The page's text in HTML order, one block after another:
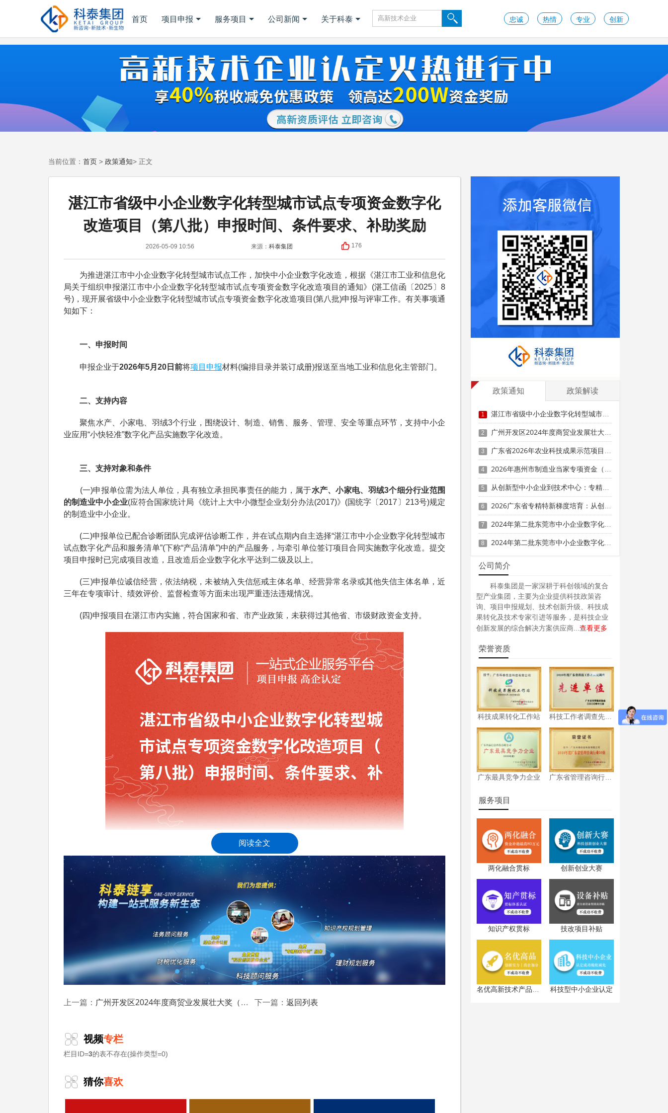
首页 项目申报 服务项目 公司新闻 关于科泰 忠诚 热情 专业 创新
当前位置： 首页 > 政策通知> 正文
湛江市省级中小企业数字化转型城市试点专项资金数字化
改造项目（第八批）申报时间、条件要求、补助奖励
2026-05-09 10:56 来源： 科泰集团 176
为推进湛江市中小企业数字化转型城市试点工作，加快中小企业数字化改造，根据《湛江市工业和信息化
局关于组织申报湛江市中小企业数字化转型城市试点专项资金数字化改造项目的通知》(湛工信函〔2025〕8
号)，现开展省级中小企业数字化转型城市试点专项资金数字化改造项目(第八批)申报与评审工作。有关事项通
知如下：
一、申报时间
申报企业于2026年5月20日前将项目申报材料(编排目录并装订成册)报送至当地工业和信息化主管部门。
二、支持内容
聚焦水产、小家电、羽绒3个行业，围绕设计、制造、销售、服务、管理、安全等重点环节，支持中小企
业应用“小快轻准”数字化产品实施数字化改造。
三、支持对象和条件
(一)申报单位需为法人单位，具有独立承担民事责任的能力，属于水产、小家电、羽绒3个细分行业范围
的制造业中小企业(应符合国家统计局《统计上大中小微型企业划分办法(2017)》(国统字〔2017〕213号)规定
的制造业中小企业。
(二)申报单位已配合诊断团队完成评估诊断工作，并在试点期内自主选择“湛江市中小企业数字化转型城市
试点数字化产品和服务清单”(下称“产品清单”)中的产品服务，与牵引单位签订项目合同实施数字化改造。提交
项目申报时已完成项目改造，且改造后企业数字化水平达到二级及以上。
(三)申报单位诚信经营，依法纳税，未被纳入失信惩戒主体名单、经营异常名录或其他失信主体名单，近
三年在专项审计、绩效评价、监督检查等方面未出现严重违法违规情况。
(四)申报项目在湛江市内实施，符合国家和省、市产业政策，未获得过其他省、市级财政资金支持。
(一)支持标准
1.对于符合申报条件的中小企业数字化改造项目予以奖补，采取事后奖补的方式，
按照核定的项目投入费
用(不含税)不高于50%比例、上限18万元的标准予以奖补。同一申报主体奖补金额最高不超过18万元。
2.从已支持的数字化改造项目中择优选取一批具备标杆示范作用且核定项目投入费用不低于36万元的项目
奖补额度按照项目投入费用(不含税)超过36万元的部分给予不高于50%比例、不超过20万
具体奖补额度根据资金预算控制指标和入库项目申请情况等因素进行统筹。
2.核定的项目投入费用包括与数字化改造相关的软件和云服务支出，网关、路由、传感器、工业控制系
统、防火墙等必要的数据采集传输、工业控制、信息安全设备支出，不含税;按照合同、不含税发票额、付款
阅读全文
上一篇： 广州开发区2024年度商贸业发展壮大奖（首次成长为限额以上企业）申报时间、条件要求、补助标准 下一篇： 返回列表
视频专栏
栏目ID=3的表不存在(操作类型=0)
猜你喜欢
政策通知 政策解读
1 湛江市省级中小企业数字化转型城市试点专项资金数字化改造项目（第八批）申报时间、条件要求、补助奖励
2 广州开发区2024年度商贸业发展壮大奖（首次成长为限额以上企业）申报时间、条件要求、补助标准
3 广东省2026年农业科技成果示范项目征集申报时间、条件要求、资助奖励
4 2026年惠州市制造业当家专项资金（支持企业提质创优-制造业单项冠军）项目入库申报时间、条件要求、奖励标准
5 从创新型中小企业到技术中心：专精特新企业的又一关键技术创新平台价值分析
6 2026广东省专精特新梯度培育：从创新型中小企业到小巨人路径
7 2024年第二批东莞市中小企业数字化转型城市试点专项资金两化融合管理体系贯标项目资助计划
8 2024年第二批东莞市中小企业数字化转型城市试点专项资金两化融合管理体系贯标项目拟资助企业名单的公示
公司简介
科泰集团是一家深耕于科创领域的复合
型产业集团，主要为企业提供科技政策咨
询、项目申报规划、技术创新升级、科技成
果转化及技术专家引进等服务，是科技企业
创新发展的综合解决方案供应商... 查看更多
荣誉资质
科技成果转化工作站
广东最具竞争力企业
服务项目
两化融合贯标 创新创业大赛
知识产权贯标 技改项目补贴
科技型中小企业认定